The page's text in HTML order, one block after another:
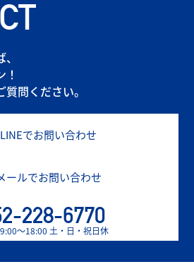
問ください。
LINEでお問い合わせ
ールでお問い合わせ
228-6770
〜18:00 土・日・祝日休